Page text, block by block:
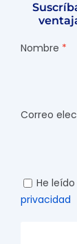
Nombre
Correo
He
privacidad